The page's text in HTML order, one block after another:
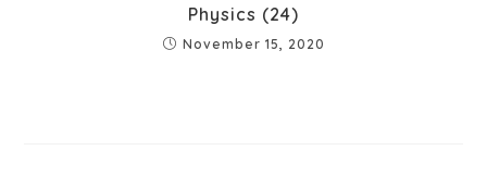
Physics (24)
November 15, 2020